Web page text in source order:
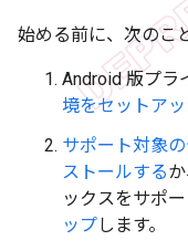
始める前に、次のこ
Android 版プラ
境をセットア
サポート対象
ストールする
ックスをサポ
ップします。